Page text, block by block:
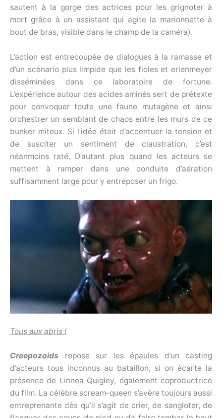
sautent à la gorge des actrices pour les grignoter à
mort grâce à un assistant qui agite la marionnette à
bout de bras, visible dans le champ de la caméra).
L’action est entrecoupée de dialogues à la ramasse et
d’un scénario plus limpide que les fioles et erlenmeyer
disséminées dans ce laboratoire de fortune.
L’expérience autour des acides aminés sert de prétexte
pour convoquer toute une faune mutagène et ainsi
orchestrer un semblant de chaos entre les murs de ce
bunker miteux. Si l’idée était d’accentuer la tension et
de susciter un sentiment de claustration, c’est
néanmoins raté. D’autant plus quand les acteurs se
mettent à ramper dans une conduite d’aération
suffisamment large pour y entreposer un frigo.
Tous aux abris !
Creepozoids repose sur les épaules d’un casting
d’acteurs tous inconnus au bataillon, si on écarte la
présence de Linnea Quigley, également coproductrice
du film. La célèbre scream-queen s’avère toujours aussi
entreprenante dès qu’il s’agit de crier, de sangloter, de